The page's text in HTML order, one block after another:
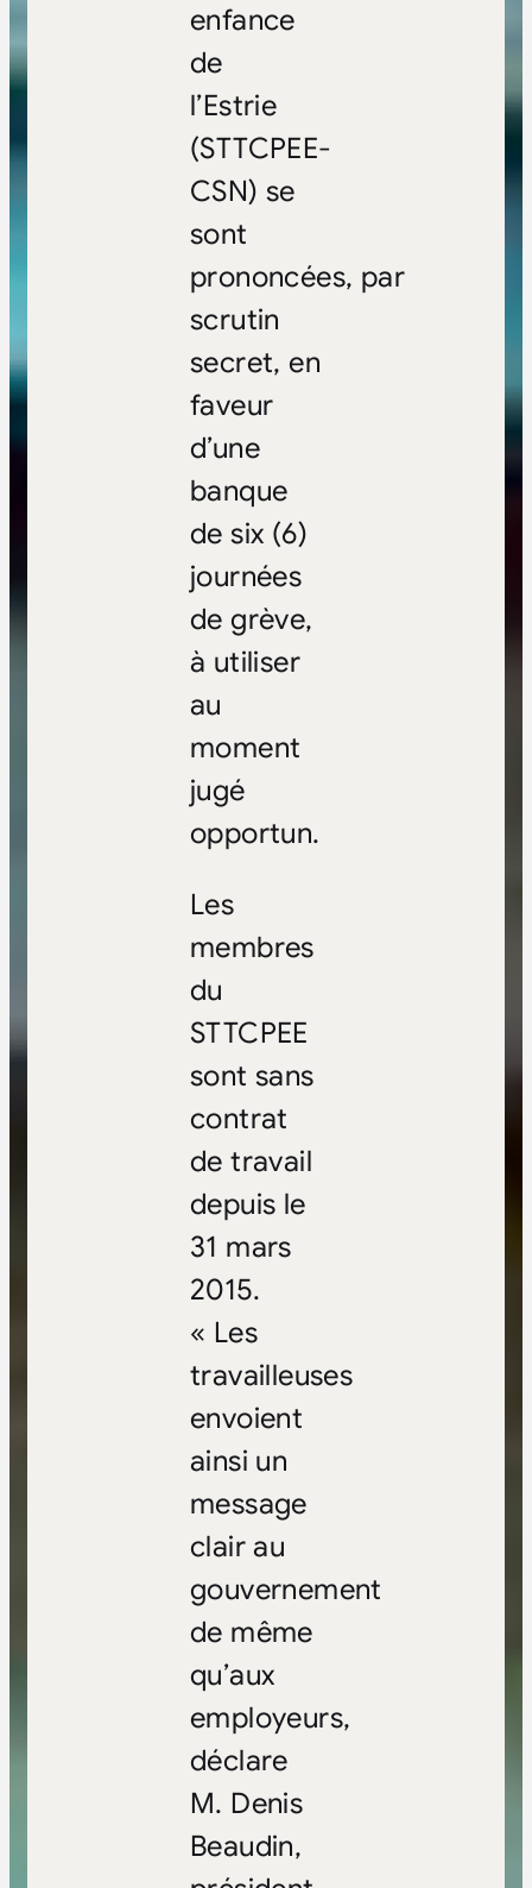
enfance
de
l’Estrie
(STTCPEE-
CSN) se
sont
prononcées, par
scrutin
secret,en
faveur
d’une
banque
de six (6)
journées
de grève,
à utiliser
au
moment
jugé
opportun.
Les
membres
du
STTCPEE
sont sans
contrat
de travail
depuis le
31 mars
2015.
« Les
travailleuses
envoient
ainsi un
message
clair au
gouvernement
de même
qu’aux
employeurs,
déclare
M. Denis
Beaudin,